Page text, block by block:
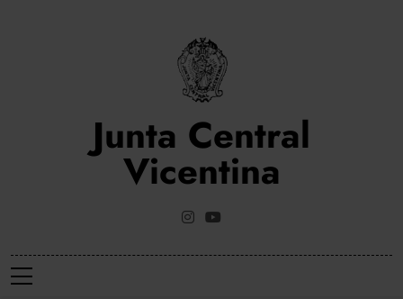
Junta Central
Vicentina
Web Oficial De La Junta Central Vicentina De Valencia